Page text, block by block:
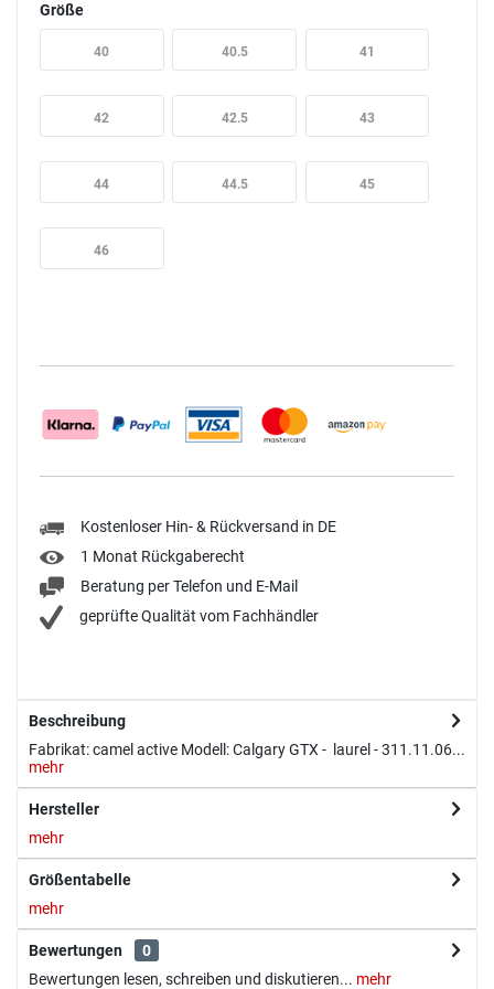
Größe
40 40.5 41
42 42.5 43
44 44.5 45
46
Kostenloser Hin- & Rückversand in DE
1 Monat Rückgaberecht
Beratung per Telefon und E-Mail
geprüfte Qualität vom Fachhändler
Beschreibung
Fabrikat: camel active Modell: Calgary GTX - laurel - 311.11.06...
mehr
Hersteller
mehr
Größentabelle
mehr
Bewertungen
0
Bewertungen lesen, schreiben und diskutieren... mehr